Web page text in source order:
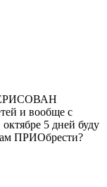
и вообще с
5 дней буду
ПРИОбрести?